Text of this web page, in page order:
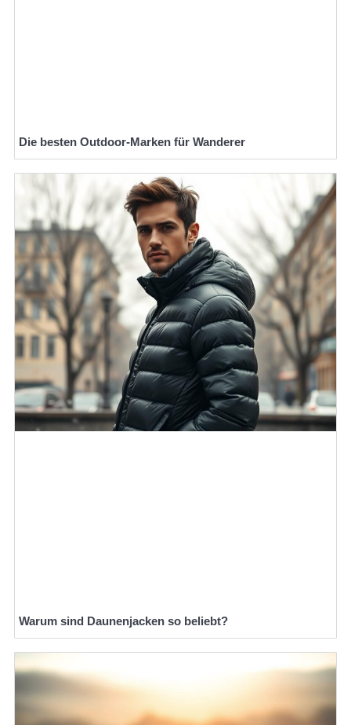
Die besten Outdoor-Marken für Wanderer
Warum sind Daunenjacken so beliebt?